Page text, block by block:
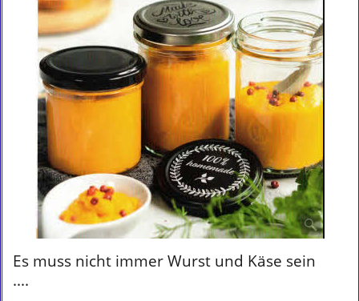
Es muss nicht immer Wurst und Käse sein
....